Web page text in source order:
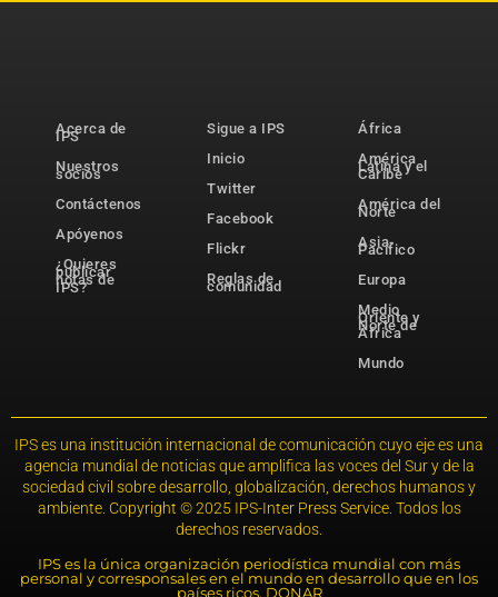
Acerca de
IPS
Nuestros
socios
Contáctenos
Apóyenos
¿Quieres
publicar
notas de
IPS?
Sigue a IPS
Inicio
Twitter
Facebook
Flickr
Reglas de
comunidad
África
América
Latina y el
Caribe
América del
Norte
Asia-
Pacífico
Europa
Medio
Oriente y
Norte de
África
Mundo
IPS es una institución internacional de comunicación cuyo eje es una
agencia mundial de noticias que amplifica las voces del Sur y de la
sociedad civil sobre desarrollo, globalización, derechos humanos y
ambiente. Copyright © 2025 IPS-Inter Press Service. Todos los
derechos reservados.
IPS es la única organización periodística mundial con más
personal y corresponsales en el mundo en desarrollo que en los
países ricos. DONAR